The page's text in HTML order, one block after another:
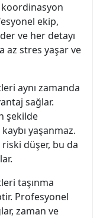
ekip,
ve her detayı
az stres yaşar ve
aynı zamanda
sağlar.
şekilde
yaşanmaz.
riski düşer, bu da
taşınma
Profesyonel
zaman ve